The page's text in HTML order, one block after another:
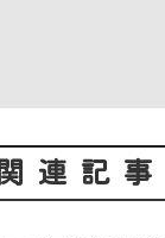
関連記事